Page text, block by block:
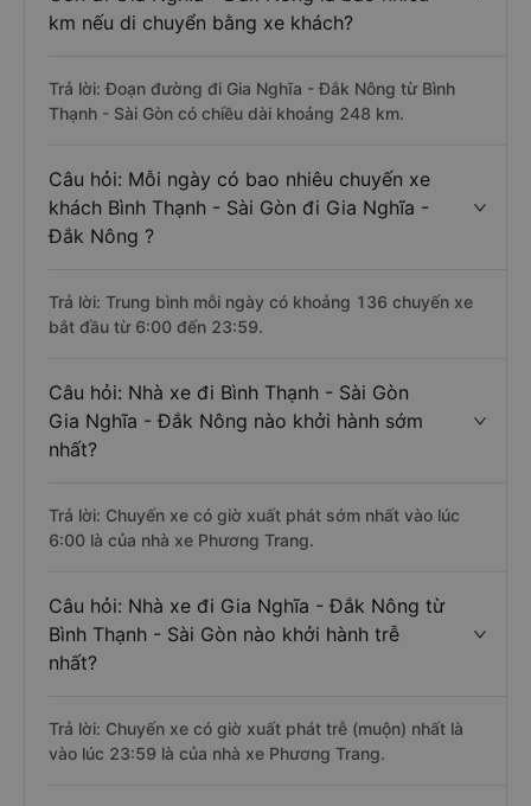
km nếu di chuyển bằng xe khách?
Trả lời: Đoạn đường đi Gia Nghĩa - Đắk Nông từ Bình
Thạnh - Sài Gòn có chiều dài khoảng 248 km.
Câu hỏi: Mỗi ngày có bao nhiêu chuyến xe
khách Bình Thạnh - Sài Gòn đi Gia Nghĩa -
Đắk Nông ?
Trả lời: Trung bình mỗi ngày có khoảng 136 chuyến xe
bắt đầu từ 6:00 đến 23:59.
Câu hỏi: Nhà xe đi Bình Thạnh - Sài Gòn
Gia Nghĩa - Đắk Nông nào khởi hành sớm
nhất?
Trả lời: Chuyến xe có giờ xuất phát sớm nhất vào lúc
6:00 là của nhà xe Phương Trang.
Câu hỏi: Nhà xe đi Gia Nghĩa - Đắk Nông từ
Bình Thạnh - Sài Gòn nào khởi hành trễ
nhất?
Trả lời: Chuyến xe có giờ xuất phát trễ (muộn) nhất là
vào lúc 23:59 là của nhà xe Phương Trang.